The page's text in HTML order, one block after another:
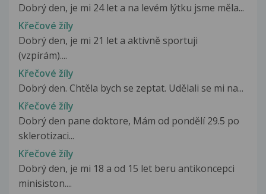
Dobrý den, je mi 24 let a na levém lýtku jsme měla...
Křečové žíly
Dobrý den, je mi 21 let a aktivně sportuji
(vzpírám)....
Křečové žíly
Dobrý den. Chtěla bych se zeptat. Udělali se mi na...
Křečové žíly
Dobrý den pane doktore, Mám od pondělí 29.5 po
sklerotizaci...
Křečové žíly
Dobrý den, je mi 18 a od 15 let beru antikoncepci
minisiston....